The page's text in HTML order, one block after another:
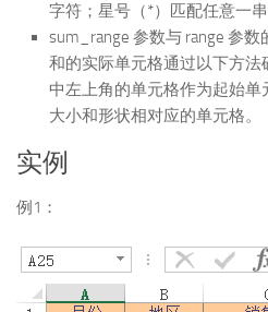
字符；星号（*）匹配任意一串
sum_range 参数与 range 参
和的实际单元格通过以下方法
中左上角的单元格作为起始单
大小和形状相对应的单元格。
实例
例1：